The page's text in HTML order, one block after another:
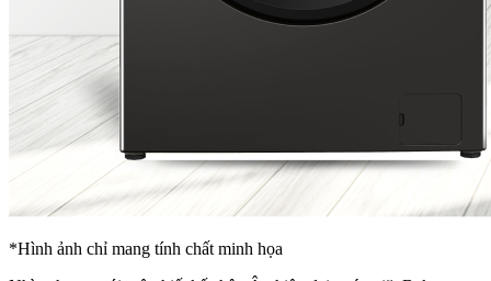
*Hình ảnh chỉ mang tính chất minh họa